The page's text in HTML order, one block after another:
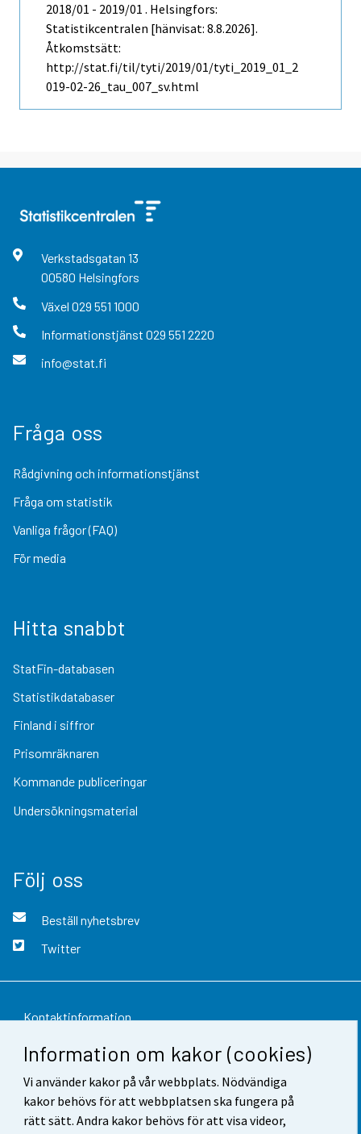
Information om kakor (cookies)
Vi använder kakor på vår webbplats. Nödvändiga
kakor behövs för att webbplatsen ska fungera på
rätt sätt. Andra kakor behövs för att visa videor,
2018/01 - 2019/01 . Helsingfors:
Statistikcentralen [hänvisat: 8.8.2026].
Åtkomstsätt:
http://stat.fi/til/tyti/2019/01/tyti_2019_01_2
019-02-26_tau_007_sv.html
Verkstadsgatan 13
00580 Helsingfors
Växel 029 551 1000
Informationstjänst 029 551 2220
info@stat.fi
Fråga oss
Rådgivning och informationstjänst
Fråga om statistik
Vanliga frågor (FAQ)
För media
Hitta snabbt
StatFin-databasen
Statistikdatabaser
Finland i siffror
Prisomräknaren
Kommande publiceringar
Undersökningsmaterial
Följ oss
Beställ nyhetsbrev
Twitter
Kontaktinformation
Respons
Användarvillkor
Dataskydd